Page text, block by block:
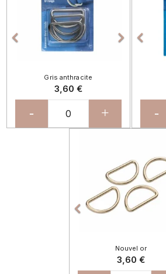
 
Gris anthracite
3,60 €
- +

-

Nouvel or
3,60 €